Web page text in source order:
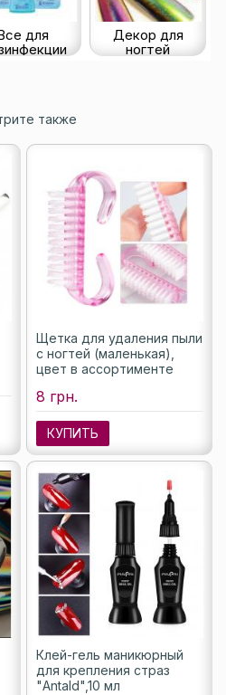
для
Декор для
ногтей
также
Щетка для удаления пыли
с ногтей (маленькая),
цвет в ассортименте
8 грн.
КУПИТЬ
Клей-гель маникюрный
для крепления страз
"Antald",10 мл